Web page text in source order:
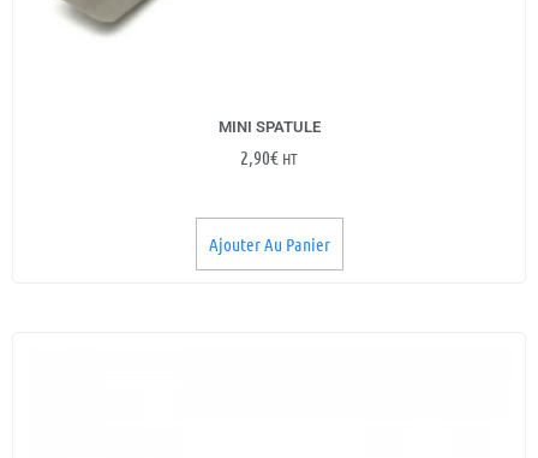
MINI SPATULE
2,90€ HT
Ajouter Au Panier